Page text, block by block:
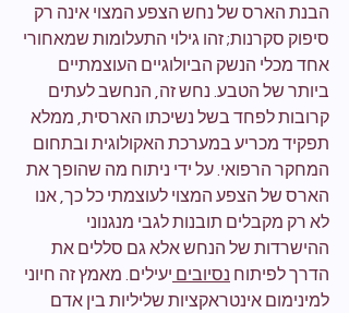
הבנת הארס של נחש הצפע המצוי אינה רק
סיפוק סקרנות; זהו גילוי התעלומות שמאחורי
אחד מכלי הנשק הביולוגיים העוצמתיים
ביותר של הטבע. נחש זה, הנחשב לעתים
קרובות לפחד בשל נשיכתו הארסית, ממלא
תפקיד מכריע במערכת האקולוגית ובתחום
המחקר הרפואי. על ידי ניתוח מה שהופך את
הארס של הצפע המצוי לעוצמתי כל כך, אנו
לא רק מקבלים תובנות לגבי מנגנוני
ההישרדות של הנחש אלא גם סללים את
הדרך לפיתוח נסיובים יעילים. מאמץ זה חיוני
למינימום אינטראקציות שליליות בין אדם